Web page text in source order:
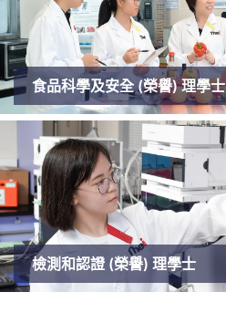
食品科學及安全 (榮譽) 理學士
檢測和認證 (榮譽) 理學士